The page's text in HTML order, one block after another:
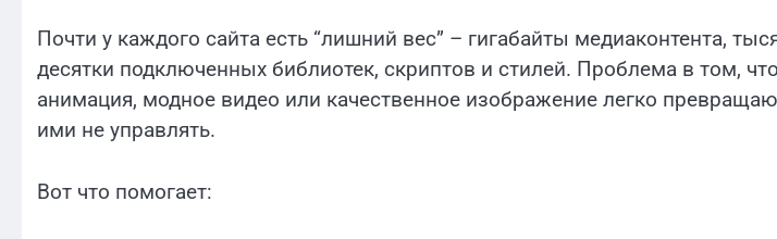
Почти у каждого сайта есть “лишний вес” – гигабайты медиаконтента,
десятки подключенных библиотек, скриптов и стилей. Проблема в том,
анимация, модное видео или качественное изображение легко
ими не управлять.
Вот что помогает: